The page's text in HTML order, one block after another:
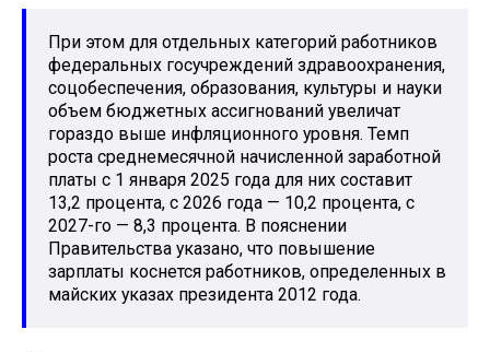
При этом для отдельных категорий работников
федеральных госучреждений здравоохранения,
соцобеспечения, образования, культуры и науки
объем бюджетных ассигнований увеличат
гораздо выше инфляционного уровня. Темп
роста среднемесячной начисленной заработной
платы с 1 января 2025 года для них составит
13,2 процента, с 2026 года — 10,2 процента, с
2027-го — 8,3 процента. В пояснении
Правительства указано, что повышение
зарплаты коснется работников, определенных в
майских указах президента 2012 года.